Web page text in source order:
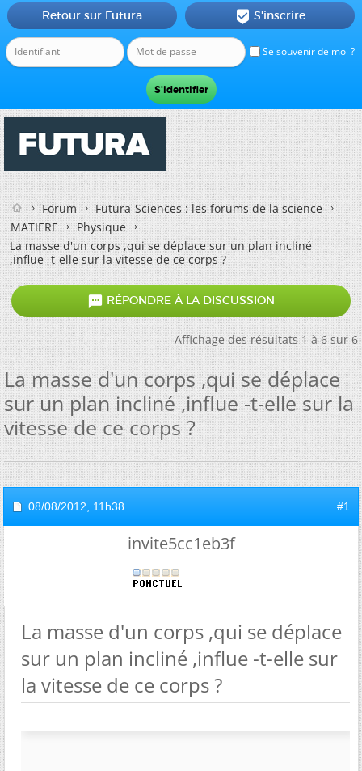
Se souvenir de moi ?
Retour sur Futura  S'inscrire
Forum
Futura-Sciences : les forums de la science
MATIERE
Physique
La masse d'un corps ,qui se déplace sur un plan incliné
,influe -t-elle sur la vitesse de ce corps ?
 RÉPONDRE À LA DISCUSSION
Affichage des résultats 1 à 6 sur 6
La masse d'un corps ,qui se déplace
sur un plan incliné ,influe -t-elle sur la
vitesse de ce corps ?
08/08/2012, 11h38 #1
invite5cc1eb3f
La masse d'un corps ,qui se déplace
sur un plan incliné ,influe -t-elle sur
la vitesse de ce corps ?